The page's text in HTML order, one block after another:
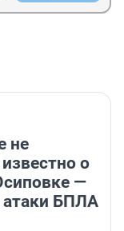
не
о
—
атаки БПЛА